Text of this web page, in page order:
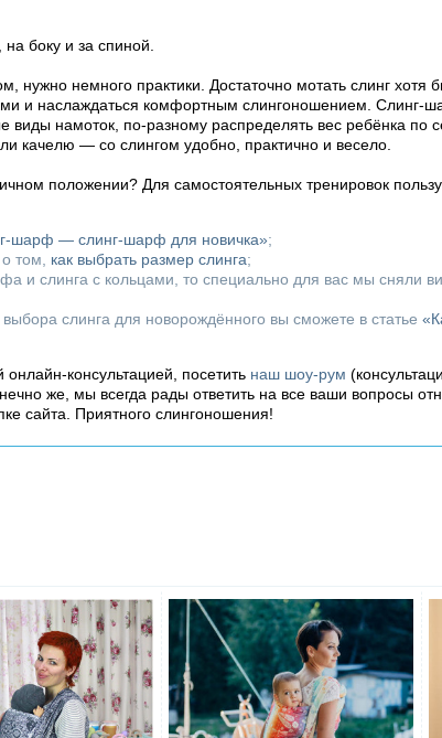
боку и за спиной.
нужно немного практики. Достаточно мотать слинг хотя
и наслаждаться комфортным слингоношением. Слинг-
намоток, по-разному распределять вес ребёнка по
качелю — со слингом удобно, практично и весело.
положении? Для самостоятельных тренировок
шарф — слинг-шарф для новичка»;
том, как выбрать размер слинга;
и слинга с кольцами, то специально для вас мы сняли
слинга для новорождённого вы сможете в статье
консультацией, посетить наш шоу-рум
же, мы всегда рады ответить на все ваши вопросы
сайта. Приятного слингоношения!